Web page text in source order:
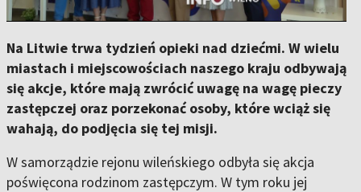
Na Litwie trwa tydzień opieki nad dziećmi. W wielu
miastach i miejscowościach naszego kraju odbywają
się akcje, które mają zwrócić uwagę na wagę pieczy
zastępczej oraz porzekonać osoby, które wciąż się
wahają, do podjęcia się tej misji.
W samorządzie rejonu wileńskiego odbyła się akcja
poświęcona rodzinom zastępczym. W tym roku jej